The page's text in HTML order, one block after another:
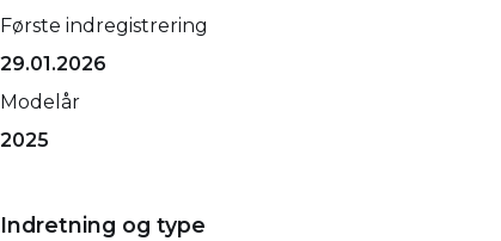
Første indregistrering
29.01.2026
Modelår
2025
Indretning og type